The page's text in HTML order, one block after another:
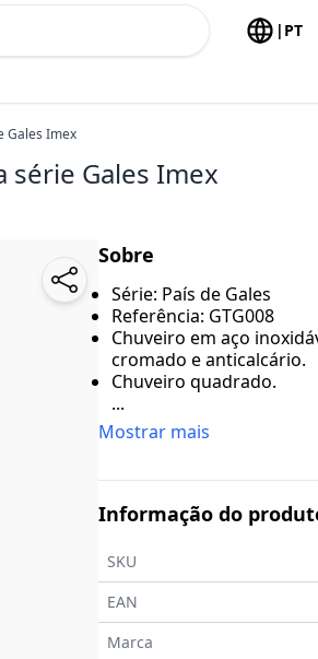
| PT
Gales Imex
Gales Imex
Sobre
Série: País de Gales
Referência: GTG008
Chuveiro em aço
cromado e anticalcário.
Chuveiro quadrado.
...
Mostrar mais
Informação do
SKU
EAN
Marca